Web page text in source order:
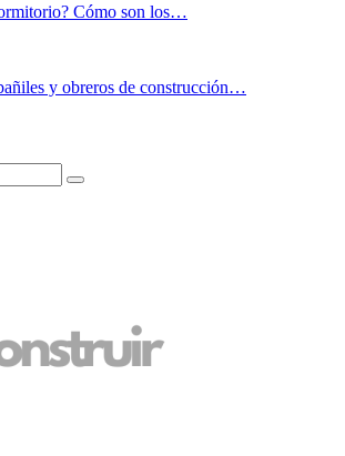
Cómo son los…
y obreros de construcción…